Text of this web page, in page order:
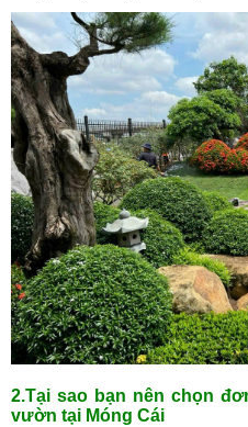
2.Tại sao bạn nên chọn
vườn tại Móng Cái